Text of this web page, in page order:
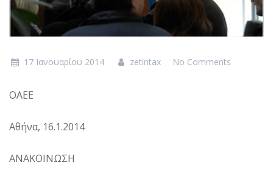
17 Ιανουαρίου 2014 zetintax No Comments
ΟΑΕΕ
Αθήνα, 16.1.2014
ΑΝΑΚΟΙΝΩΣΗ